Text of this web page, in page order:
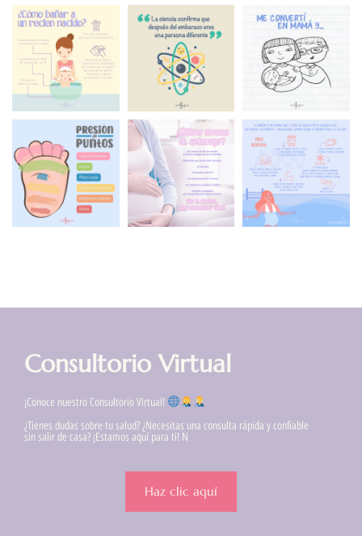
Consultorio Virtual
¡Conoce nuestro Consultorio Virtual!
¿Tienes dudas sobre tu salud? ¿Necesitas una consulta rápida y confiable
sin salir de casa? ¡Estamos aquí para ti! N
Haz clic aquí